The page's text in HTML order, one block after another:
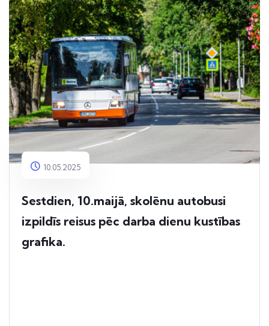
10.05.2025
Sestdien, 10.maijā, skolēnu autobusi
izpildīs reisus pēc darba dienu kustības
grafika.